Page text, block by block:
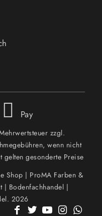
Pay
zzgl.
wenn nicht
gesonderte Preise
Shop | ProMA Farben &
| Bodenfachhandel |
2026